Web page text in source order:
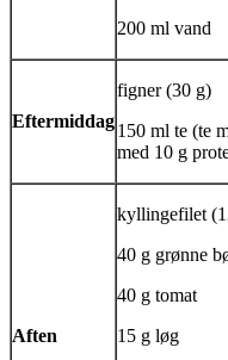
200 ml vand
Eftermiddag
figner (30 g)
150 ml te (te
med 10 g
Aften
kyllingefilet
40 g grønne
40 g tomat
15 g løg